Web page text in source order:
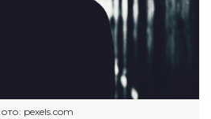
pexels.com